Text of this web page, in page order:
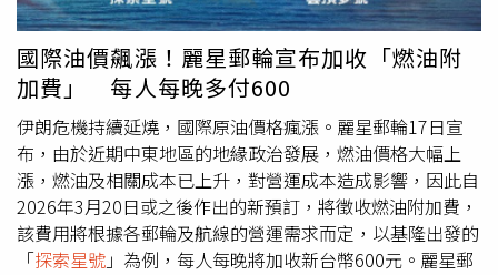
妻）他可能需要調適心情、陪伴小孩，現在就看他想不想回
歸舞台。看他今天上台多開心，剛剛還不想下來呢！」這次
辛龍帶女兒同行，聽聞現場有媒體隨行一度相當擔心女兒曝
光。第一次見到辛龍女兒的陳美鳳則展現貼心，一邊協助保
護小孩，一邊安撫老友要他淡定，打趣虧他：「媒體早就說
要來了，不是為了你啦！」陳美鳳認為，辛龍本身是藝人，
可以分享觀眾想聽的事，且藝人與媒體的關係是「魚幫水、
水幫魚」，不需要過度擔心。除了辛龍的驚喜登場，陳美鳳
這次也特別邀請陳謙文同台。她大讚陳謙文幫忙剪接音樂、
幫了非常多忙，兩人早在三星期前就進錄音室錄製和聲，對
國際油價飆漲！麗星郵輪宣布加收「燃油附
加費」 每人每晚多付600
伊朗危機持續延燒，國際原油價格瘋漲。麗星郵輪17日宣
布，由於近期中東地區的地緣政治發展，燃油價格大幅上
漲，燃油及相關成本已上升，對營運成本造成影響，因此自
2026年3月20日或之後作出的新預訂，將徵收燃油附加費，
該費用將根據各郵輪及航線的營運需求而定，以基隆出發的
「探索星號 」為例，每人每晚將加收新台幣600元。麗星郵